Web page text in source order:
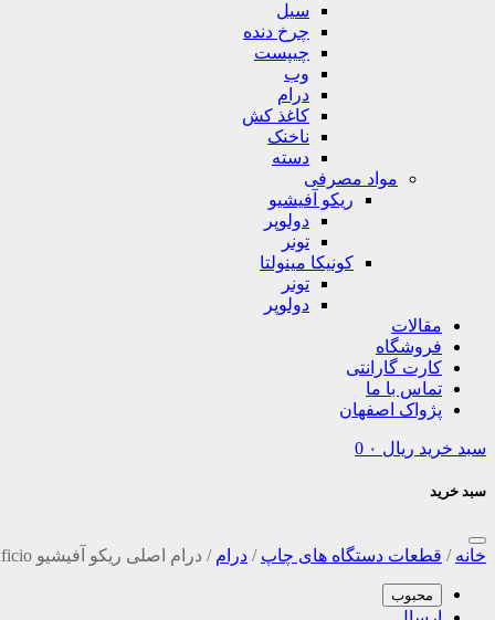
سیل
چرخ دنده
چیپست
وب
درام
کاغذ کش
ناخنک
دسته
مواد مصرفی
ریکو آفیشیو
دولوپر
تونر
کونیکا مینولتا
تونر
دولوپر
مقالات
فروشگاه
کارت گارانتی
تماس با ما
پژواک اصفهان
سبد خرید ریال 0
سبد خرید
خانه / قطعات دستگاه های چاپ / درام / درام اصلی ریکو آفیشیو Richo Aficio
محبوب